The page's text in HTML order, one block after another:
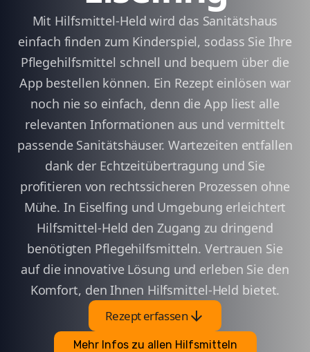
Mit Hilfsmittel-Held wird das Sanitätshaus
einfach finden zum Kinderspiel, sodass Sie Ihre
Pflegehilfsmittel schnell und bequem über die
App bestellen können. Ein Rezept einlösen war
noch nie so einfach, denn die App liest alle
relevanten Informationen aus und vermittelt
passende Sanitätshäuser. Wartezeiten entfallen
dank der Echtzeitübertragung und Sie
profitieren von rechtssicheren Prozessen ohne
Mühe. In Eiselfing und Umgebung erleichtert
Hilfsmittel-Held den Zugang zu dringend
benötigten Pflegehilfsmitteln. Vertrauen Sie
auf die innovative Lösung und erleben Sie den
Komfort, den Ihnen Hilfsmittel-Held bietet.
Rezept erfassenarrow_downward
Mehr Infos zu allen Hilfsmitteln